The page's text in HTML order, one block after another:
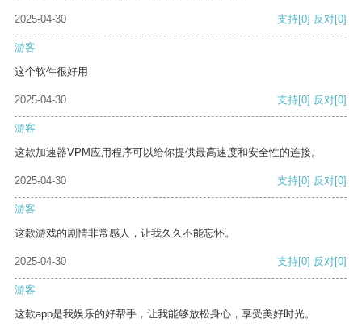
2025-04-30 支持[0] 反对[0]
游客
这个软件很好用
2025-04-30 支持[0] 反对[0]
游客
这款加速器VPM应用程序可以给你提供最高速度和安全性的连接。
2025-04-30 支持[0] 反对[0]
游客
这款游戏的剧情非常感人，让我久久不能忘怀。
2025-04-30 支持[0] 反对[0]
游客
这款app是我娱乐的好帮手，让我能够放松身心，享受美好时光。